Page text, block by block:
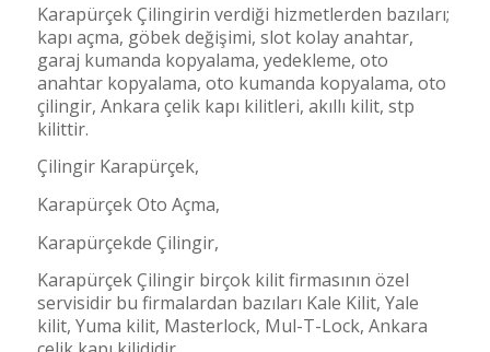
Karapürçek Çilingirin verdiği hizmetlerden bazıları;
kapı açma, göbek değişimi, slot kolay anahtar,
garaj kumanda kopyalama, yedekleme, oto
anahtar kopyalama, oto kumanda kopyalama, oto
çilingir, Ankara çelik kapı kilitleri, akıllı kilit, stp
kilittir.
Çilingir Karapürçek,
Karapürçek Oto Açma,
Karapürçekde Çilingir,
Karapürçek Çilingir birçok kilit firmasının özel
servisidir bu firmalardan bazıları Kale Kilit, Yale
kilit, Yuma kilit, Masterlock, Mul-T-Lock, Ankara